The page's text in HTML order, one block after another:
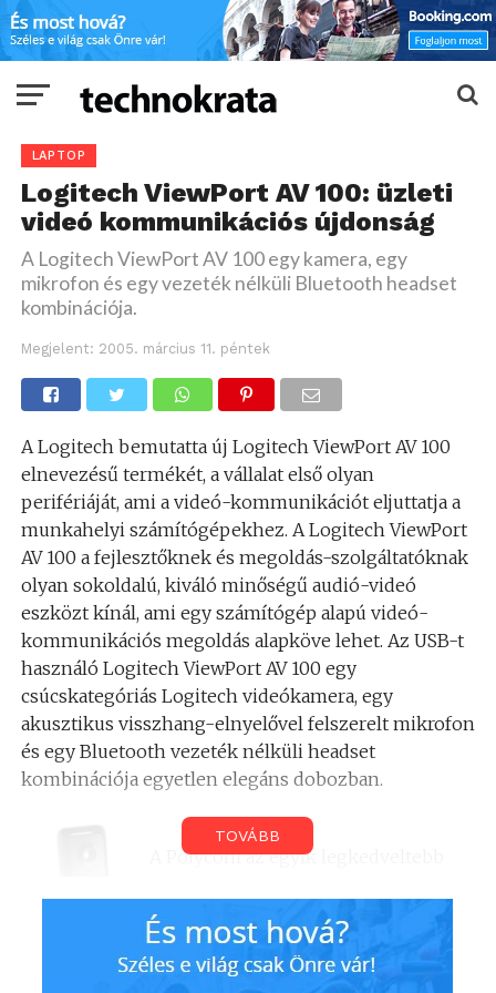
LAPTOP
Logitech ViewPort AV 100: üzleti
videó kommunikációs újdonság
A Logitech ViewPort AV 100 egy kamera, egy
mikrofon és egy vezeték nélküli Bluetooth headset
kombinációja.
Megjelent: 2005. március 11. péntek
A Logitech bemutatta új Logitech ViewPort AV 100
elnevezésű termékét, a vállalat első olyan
perifériáját, ami a videó-kommunikációt eljuttatja a
munkahelyi számítógépekhez. A Logitech ViewPort
AV 100 a fejlesztőknek és megoldás-szolgáltatóknak
olyan sokoldalú, kiváló minőségű audió-videó
eszközt kínál, ami egy számítógép alapú videó-
kommunikációs megoldás alapköve lehet. Az USB-t
használó Logitech ViewPort AV 100 egy
csúcskategóriás Logitech videókamera, egy
akusztikus visszhang-elnyelővel felszerelt mikrofon
és egy Bluetooth vezeték nélküli headset
kombinációja egyetlen elegáns dobozban.
A Polycom az egyik legkedveltebb
épülő megoldásokat kínál. A Logitech
ViewPort AV 100 termékét egyes
terjesztőin és kiemelt forgalmazóin
TOVÁBB